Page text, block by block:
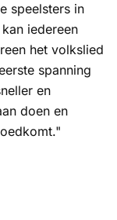
speelsters in
iedereen
het volkslied
spanning
en
doen en